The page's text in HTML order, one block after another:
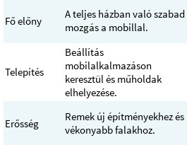
Fő előny
A teljes házban való szabad
mozgás a mobillal.
Telepítés
Beállítás
mobilalkalmazáson
keresztül és műholdak
elhelyezése.
Erősség
Remek új építményekhez és
vékonyabb falakhoz.